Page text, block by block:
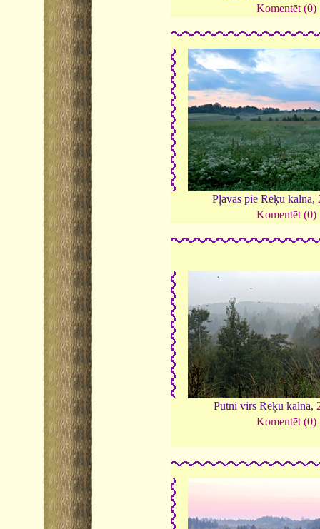
Komentēt (0)
Pļavas pie Rēķu kalna,
Komentēt (0)
Putni virs Rēķu kalna,
Komentēt (0)